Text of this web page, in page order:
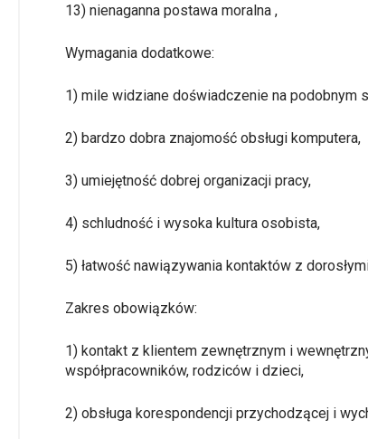
13) nienaganna postawa moralna ,
Wymagania dodatkowe:
1) mile widziane doświadczenie na podobnym
2) bardzo dobra znajomość obsługi komputera,
3) umiejętność dobrej organizacji pracy,
4) schludność i wysoka kultura osobista,
5) łatwość nawiązywania kontaktów z
Zakres obowiązków:
1) kontakt z klientem zewnętrznym i
współpracowników, rodziców i dzieci,
2) obsługa korespondencji przychodzącej i